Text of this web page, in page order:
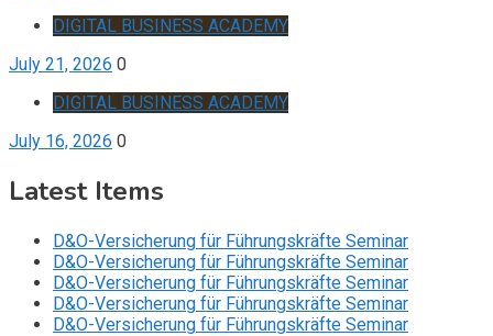
DIGITAL BUSINESS ACADEMY
July 21, 2026 0
DIGITAL BUSINESS ACADEMY
July 16, 2026 0
Latest Items
D&O-Versicherung für Führungskräfte Seminar
D&O-Versicherung für Führungskräfte Seminar
D&O-Versicherung für Führungskräfte Seminar
D&O-Versicherung für Führungskräfte Seminar
D&O-Versicherung für Führungskräfte Seminar